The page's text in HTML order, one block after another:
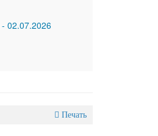
- 02.07.2026
Печать